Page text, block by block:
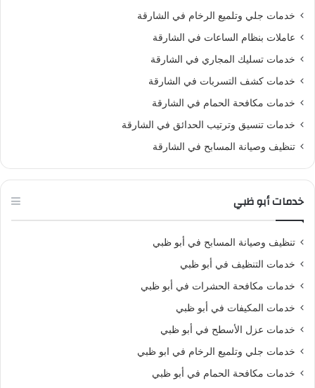
خدمات جلي وتلميع الرخام في الشارقة
عاملات بنظام الساعات في الشارقة
خدمات تسليك المجاري في الشارقة
خدمات كشف التسربات في الشارقة
خدمات مكافحة الحمام في الشارقة
خدمات تنسيق وترتيب الحدائق في الشارقة
تنظيف وصيانة المسابح في الشارقة
خدمات أبو ظبي
تنظيف وصيانة المسابح في أبو ظبي
خدمات التنظيف في أبو ظبي
خدمات مكافحة الحشرات في أبو ظبي
خدمات المكيفات في أبو ظبي
خدمات عزل الأسطح في أبو ظبي
خدمات جلي وتلميع الرخام في ابو ظبي
خدمات مكافحة الحمام في أبو ظبي